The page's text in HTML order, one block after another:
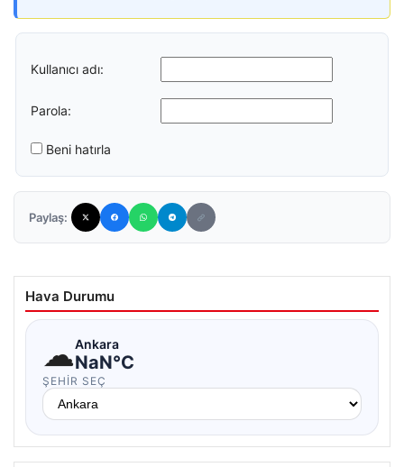
Kullanıcı adı:
Parola:
Beni hatırla
Paylaş:
Hava Durumu
☁Ankara
NaN°C
ŞEHIR SEÇ